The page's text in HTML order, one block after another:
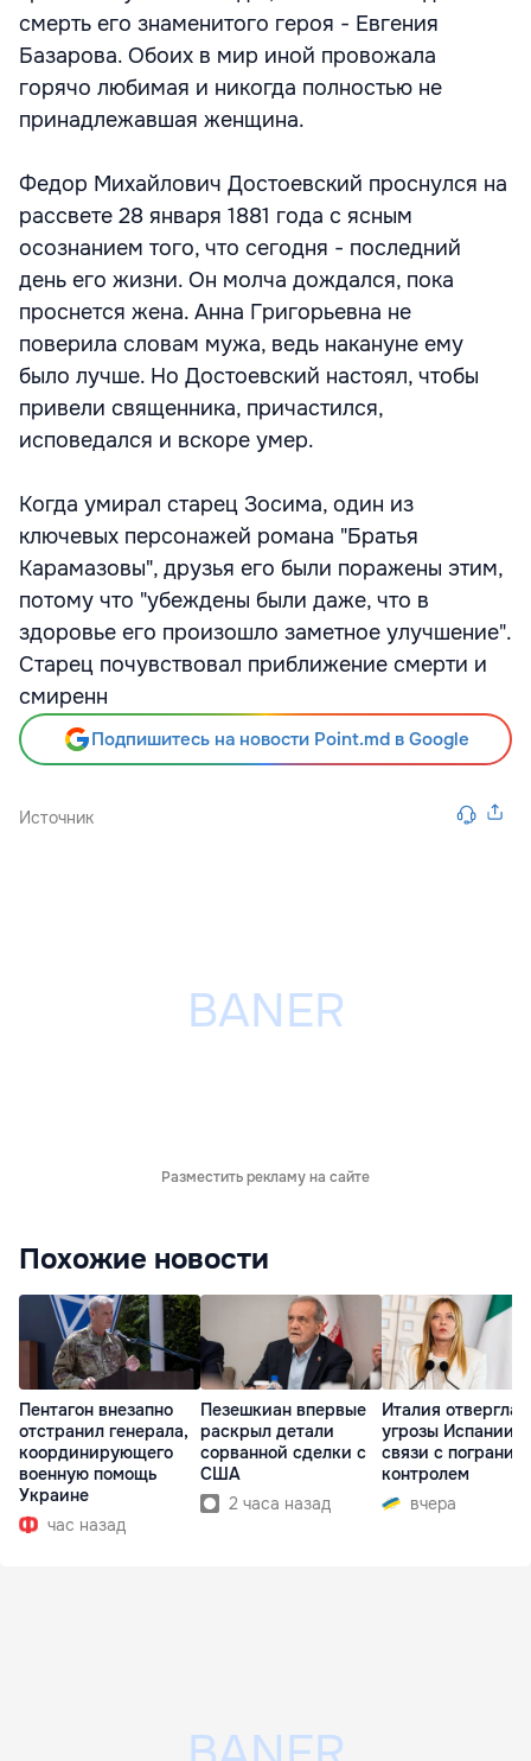
смерть его знаменитого героя - Евгения
Базарова. Обоих в мир иной провожала
горячо любимая и никогда полностью не
принадлежавшая женщина.
Федор Михайлович Достоевский проснулся на
рассвете 28 января 1881 года с ясным
осознанием того, что сегодня - последний
день его жизни. Он молча дождался, пока
проснется жена. Анна Григорьевна не
поверила словам мужа, ведь накануне ему
было лучше. Но Достоевский настоял, чтобы
привели священника, причастился,
исповедался и вскоре умер.
Когда умирал старец Зосима, один из
ключевых персонажей романа "Братья
Карамазовы", друзья его были поражены этим,
потому что "убеждены были даже, что в
здоровье его произошло заметное улучшение".
Старец почувствовал приближение смерти и
смиренн
Подпишитесь на новости Point.md в Google
Источник
Разместить рекламу на сайте
Похожие новости
Пентагон внезапно
отстранил генерала,
координирующего
военную помощь
Украине
час назад
Пезешкиан впервые
раскрыл детали
сорванной сделки с
США
2 часа назад
Италия отвергла
угрозы Испании в
связи с
контролем
вчера